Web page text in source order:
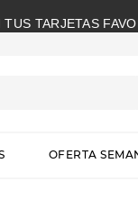
TARJETAS
OFERTA